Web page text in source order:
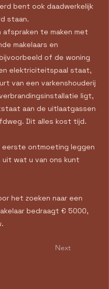
bent ook daadwerkelijk
staan.
afspraken te maken met
makelaars en
of de woning
elektriciteitspaal staat,
van een varkenshouderij
ligt,
aan de uitlaatgassen
Dit alles kost tijd.
eerste ontmoeting leggen
uit wat u van ons kunt
het zoeken naar een
bedraagt € 5000,
Next